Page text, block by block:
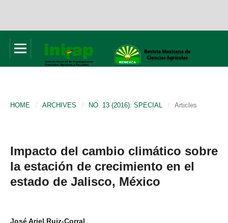
HOME / ARCHIVES / NO. 13 (2016): SPECIAL / Articles
Impacto del cambio climático sobre
la estación de crecimiento en el
estado de Jalisco, México
José Ariel Ruiz-Corral